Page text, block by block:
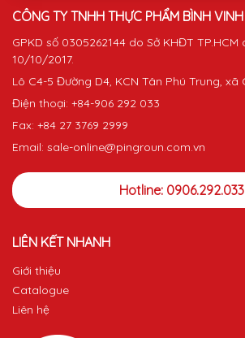
CÔNG TY TNHH THỰC PHẨM BÌNH
GPKD số 0305262144 do Sở KHĐT
10/10/2017.
Lô C4-5 Đường D4, KCN Tân Phú Trung, xã
Điện thoại: +84-906 292 033
Fax: +84 27 3769 2999
Email: sale-online@pingroun.com.vn
Hotline: 0906.292.033
LIÊN KẾT NHANH
Giới thiệu
Catalogue
Liên hệ